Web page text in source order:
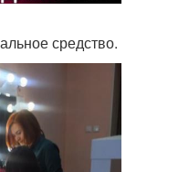
средство.